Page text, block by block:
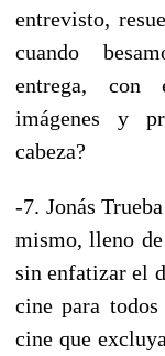
entrevisto,
cuando
entrega, con
imágenes y
cabeza?
-7. Jonás
mismo, lleno de
sin enfatizar el
cine para
cine que